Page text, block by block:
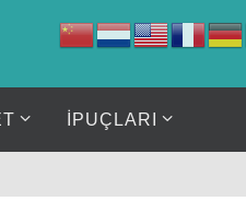
İPUÇLARI